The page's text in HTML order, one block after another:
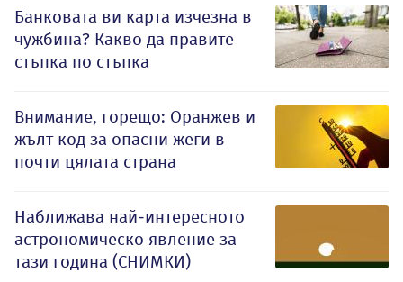
Банковата ви карта изчезна в
чужбина? Какво да правите
стъпка по стъпка
Внимание, горещо: Оранжев и
жълт код за опасни жеги в
почти цялата страна
Наближава най-интересното
астрономическо явление за
тази година (СНИМКИ)